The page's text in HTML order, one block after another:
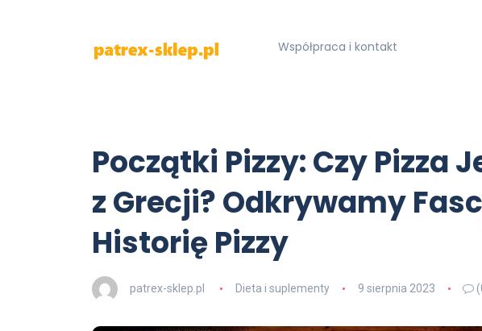
Współpraca i kontakt
Początki Pizzy: Czy Pizza
z Grecji? Odkrywamy
Historię Pizzy
patrex-sklep.pl Dieta i suplementy 9 sierpnia 2023